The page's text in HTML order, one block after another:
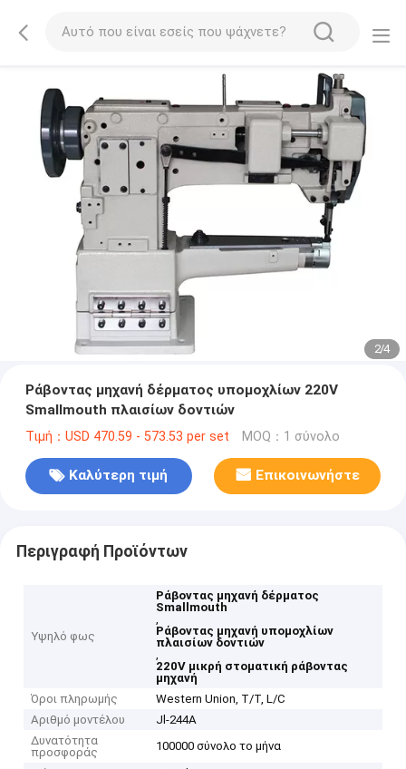
2/4
Ράβοντας μηχανή δέρματος υπομοχλίων 220V
Smallmouth πλαισίων δοντιών
Τιμή：USD 470.59 - 573.53 per set MOQ：1 σύνολο
Καλύτερη τιμή Επικοινωνήστε
Περιγραφή Προϊόντων
Υψηλό φως
Ράβοντας μηχανή δέρματος
Smallmouth
,
Ράβοντας μηχανή υπομοχλίων
πλαισίων δοντιών
,
220V μικρή στοματική ράβοντας
μηχανή
Όροι πληρωμής
Western Union, T/T, L/C
Αριθμό μοντέλου
Jl-244A
Δυνατότητα
προσφοράς
100000 σύνολο το μήνα